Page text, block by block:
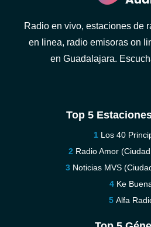
Radio en vivo, estaciones de
en linea, radio emisoras on
en Guadalajara.
Top 5
Los 40
Radio Amor
Noticias MVS
Ke
Alfa